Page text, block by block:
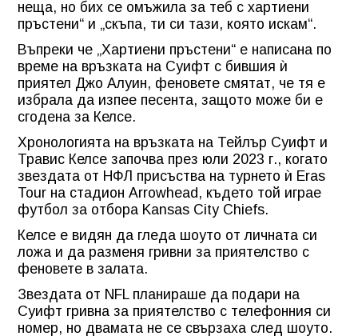
неща, но бих се омъжила за теб с хартиени
пръстени“ и „скъпа, ти си тази, която искам“.
Въпреки че „Хартиени пръстени“ е написана по
време на връзката на Суифт с бившия ѝ
приятел Джо Алуин, феновете смятат, че тя е
избрала да изпее песента, защото може би е
сгодена за Келсе.
Хронологията на връзката на Тейлър Суифт и
Травис Келсе започва през юли 2023 г., когато
звездата от НФЛ присъства на турнето ѝ Eras
Tour на стадион Arrowhead, където той играе
футбол за отбора Kansas City Chiefs.
Келсе е видян да гледа шоуто от личната си
ложа и да разменя гривни за приятелство с
феновете в залата.
Звездата от NFL планираше да подари на
Суифт гривна за приятелство с телефонния си
номер, но двамата не се свързаха след шоуто.